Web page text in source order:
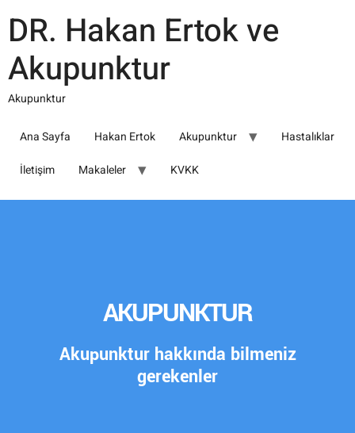
DR. Hakan Ertok ve
Akupunktur
Akupunktur
Ana Sayfa Hakan Ertok Akupunktur
Hastalıklar
İletişim
Makaleler KVKK
AKUPUNKTUR
Akupunktur hakkında bilmeniz
gerekenler